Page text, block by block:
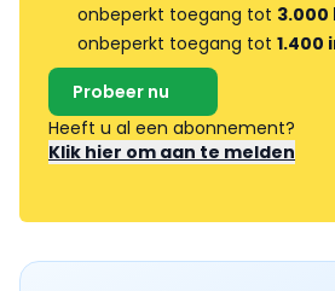
onbeperkt toegang tot
onbeperkt toegang tot 1.400
Probeer nu
Heeft u al een abonnement?
Klik hier om aan te melden